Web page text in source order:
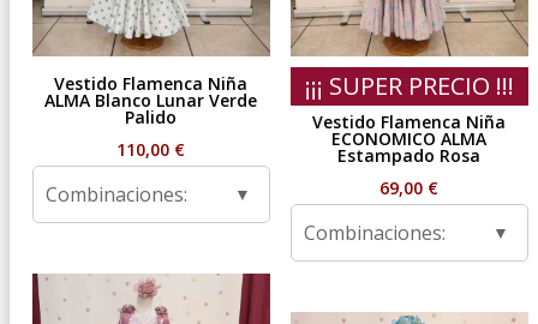
Vestido Flamenca Niña
ALMA Blanco Lunar Verde
Palido
110,00 €
Combinaciones:
¡¡¡ SUPER PRECIO !!!
Vestido Flamenca Niña
ECONOMICO ALMA
Estampado Rosa
69,00 €
Combinaciones: